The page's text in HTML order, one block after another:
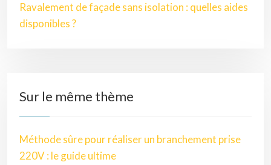
Ravalement de façade sans isolation : quelles aides
disponibles ?
Sur le même thème
Méthode sûre pour réaliser un branchement prise
220V : le guide ultime